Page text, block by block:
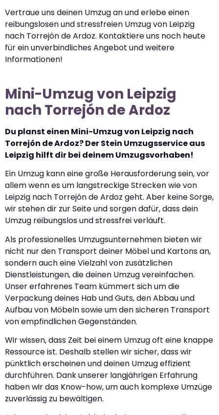
Vertraue uns deinen Umzug an und erlebe einen
reibungslosen und stressfreien Umzug von Leipzig
nach Torrejón de Ardoz. Kontaktiere uns noch heute
für ein unverbindliches Angebot und weitere
Informationen!
Mini-Umzug von Leipzig
nach Torrejón de Ardoz
Du planst einen Mini-Umzug von Leipzig nach
Torrejón de Ardoz? Der Stein Umzugsservice aus
Leipzig hilft dir bei deinem Umzugsvorhaben!
Ein Umzug kann eine große Herausforderung sein, vor
allem wenn es um langstreckige Strecken wie von
Leipzig nach Torrejón de Ardoz geht. Aber keine Sorge,
wir stehen dir zur Seite und sorgen dafür, dass dein
Umzug reibungslos und stressfrei verläuft.
Als professionelles Umzugsunternehmen bieten wir
nicht nur den Transport deiner Möbel und Kartons an,
sondern auch eine Vielzahl von zusätzlichen
Dienstleistungen, die deinen Umzug vereinfachen.
Unser erfahrenes Team kümmert sich um die
Verpackung deines Hab und Guts, den Abbau und
Aufbau von Möbeln sowie um den sicheren Transport
von empfindlichen Gegenständen.
Wir wissen, dass Zeit bei einem Umzug oft eine knappe
Ressource ist. Deshalb stellen wir sicher, dass wir
pünktlich erscheinen und deinen Umzug effizient
durchführen. Dank unserer langjährigen Erfahrung
haben wir das Know-how, um auch komplexe Umzüge
zuverlässig zu bewältigen.